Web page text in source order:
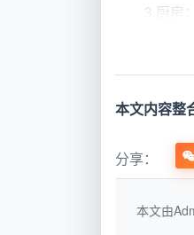
3.厨房
4.卧室
无胶点。
5.门
胶渍、洁净
本文内容整
分享：
本文由